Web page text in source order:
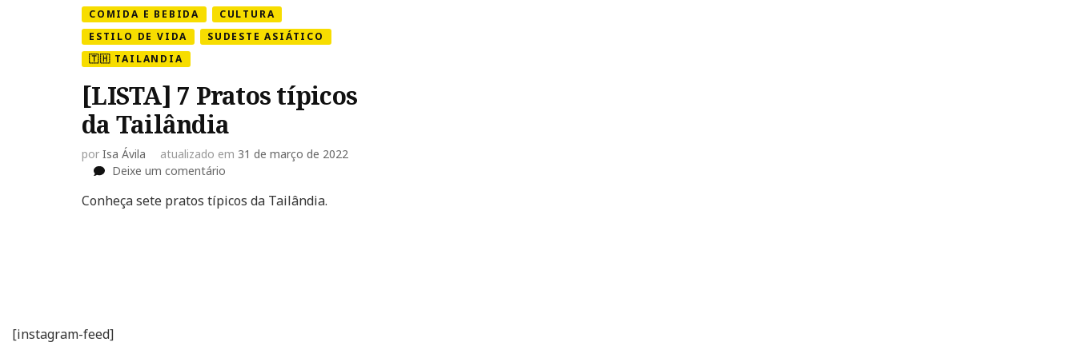
COMIDA E BEBIDA
CULTURA
ESTILO DE VIDA
SUDESTE ASIÁTICO
🇹🇭 TAILANDIA
[LISTA] 7 Pratos típicos
da Tailândia
por Isa Ávila atualizado em 31 de março de 2022
Deixe um comentário
7
Conheça sete pratos típicos da Tailândia.
[instagram-feed]